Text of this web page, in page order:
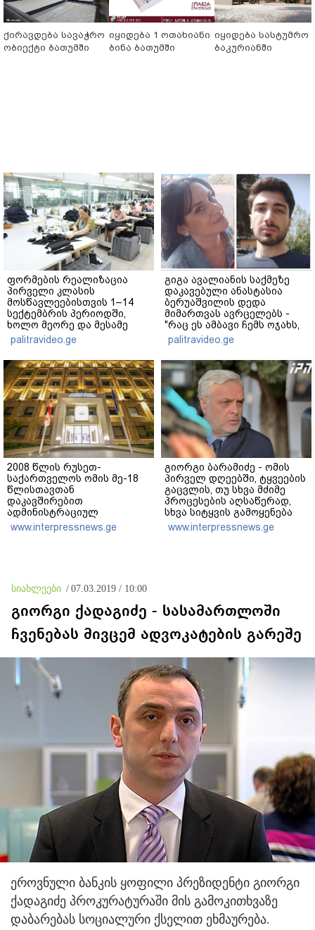
ქირავდება სავაჭრო
ობიექტი ბათუმში
იყიდება 1 ოთახიანი
ბინა ბათუმში
იყიდება სასტუმრო
ბაკურიანში
ფორმების რეალიზაცია
პირველი კლასის
მოსწავლეებისთვის 1–14
სექტემბრის პერიოდში,
ხოლო მეორე და მესამე
ეტაპებზე...
palitravideo.ge
გიგა ავალიანის საქმეზე
დაკავებული ანასტასია
ბერუაშვილის დედა
მიმართვას ავრცელებს -
"რაც ეს ამბავი ჩემს ოჯახს,
ჩემს ანასტასიას გადახდა
თავს, მის მერე მე მე არ
ვარ"
palitravideo.ge
2008 წლის რუსეთ-
საქართველოს ომის მე-18
წლისთავთან
დაკავშირებით
ადმინისტრაციულ
შენობებზე სახელმწიფო
დროშები დაეშვა
www.interpressnews.ge
გიორგი ბარამიძე - ომის
პირველ დღეებში, ტყვეების
გაცვლის, თუ სხვა მძიმე
პროცესების აღსაწერად,
სხვა სიტყვის გამოყენება
აჯობებდა - არასდროს
მითქვამს, რომ ჩვენები
www.interpressnews.ge
სიახლეები / 07.03.2019 / 10:00
გიორგი ქადაგიძე - სასამართლოში
ჩვენებას მივცემ ადვოკატების გარეშე
ეროვნული ბანკის ყოფილი პრეზიდენტი გიორგი
ქადაგიძე პროკურატურაში მის გამოკითხვაზე
დაბარებას სოციალური ქსელით ეხმაურება.